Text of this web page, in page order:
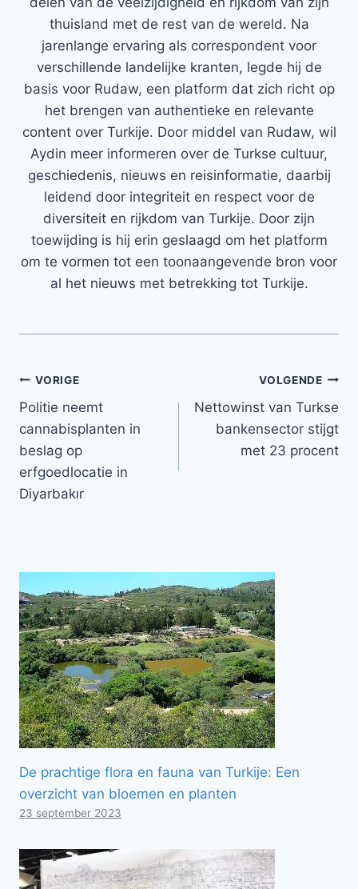
thuisland met de rest van de wereld. Na
jarenlange ervaring als correspondent voor
verschillende landelijke kranten, legde hij de
basis voor Rudaw, een platform dat zich richt op
het brengen van authentieke en relevante
content over Turkije. Door middel van Rudaw, wil
Aydin meer informeren over de Turkse cultuur,
geschiedenis, nieuws en reisinformatie, daarbij
leidend door integriteit en respect voor de
diversiteit en rijkdom van Turkije. Door zijn
toewijding is hij erin geslaagd om het platform
om te vormen tot een toonaangevende bron voor
al het nieuws met betrekking tot Turkije.
Bericht
navigatie
VORIGE
Politie neemt
cannabisplanten in
beslag op
erfgoedlocatie in
Diyarbakır
VOLGENDE
Nettowinst van Turkse
bankensector stijgt
met 23 procent
De prachtige flora en fauna van Turkije: Een
overzicht van bloemen en planten
23 september 2023